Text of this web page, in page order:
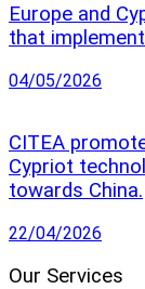
Europe and
that
04/05/2026
CITEA
Cypriot
towards China.
22/04/2026
Our Services